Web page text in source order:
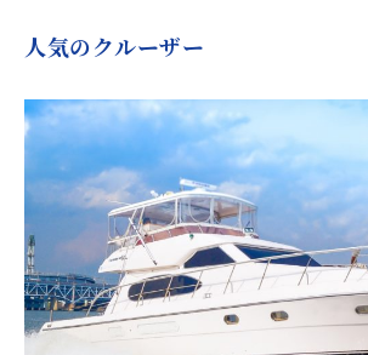
人気のクルーザー